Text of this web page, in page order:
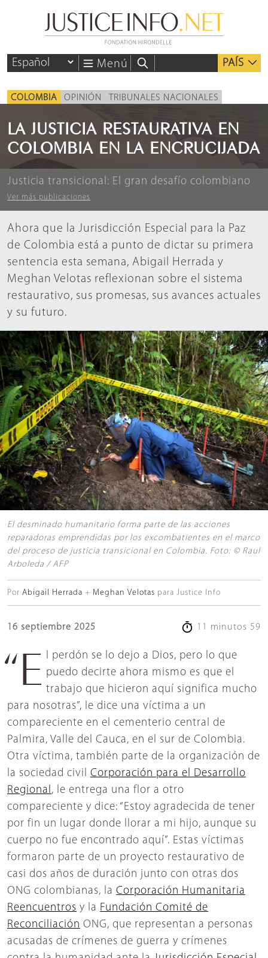
Menú PAÍS
COLOMBIA OPINIÓN TRIBUNALES NACIONALES
Justicia transicional: El gran desafío colombiano
Ver más publicaciones
LA JUSTICIA RESTAURATIVA EN
COLOMBIA EN LA ENCRUCIJADA
Ahora que la Jurisdicción Especial para la Paz
de Colombia está a punto de dictar su primera
sentencia esta semana, Abigail Herrada y
Meghan Velotas reflexionan sobre el sistema
restaurativo, sus promesas, sus avances actuales
y su futuro.
El desminado humanitario forma parte de las acciones
reparadoras emprendidas por los excombatientes en el marco
del proceso de justicia transicional en Colombia. Foto: © Raul
Arboleda / AFP
Por Abigail Herrada Meghan Velotas para Justice Info
16 septiembre 2025 11 minutos 59
“El perdón se lo dejo a Dios, pero lo que puedo decirte ahora mismo es que el
trabajo que hicieron aquí significa mucho
para nosotras”, le dice una víctima a un
compareciente en el cementerio central de
Palmira, Valle del Cauca, en el sur de Colombia.
Otra víctima, también parte de la organización de
la sociedad civil Corporación para el Desarrollo
Regional, le entrega una flor a otro
compareciente y dice: “Estoy agradecida de tener
por fin un lugar donde llorar a mi hijo, aunque su
cuerpo no fue encontrado aquí”. Estas víctimas
formaron parte de un proyecto restaurativo de
casi dos años de duración junto con otras dos
ONG colombianas, la Corporación Humanitaria
Reencuentros y la Fundación Comité de
Reconciliación ONG, que representan a personas
acusadas de crímenes de guerra y crímenes